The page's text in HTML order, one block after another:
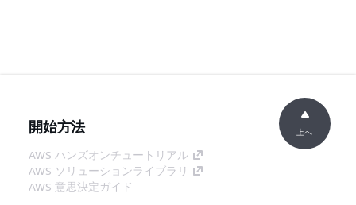
開始方法
AWS ハンズオンチュートリアル
AWS ソリューションライブラリ
AWS 意思決定ガイド
上へ